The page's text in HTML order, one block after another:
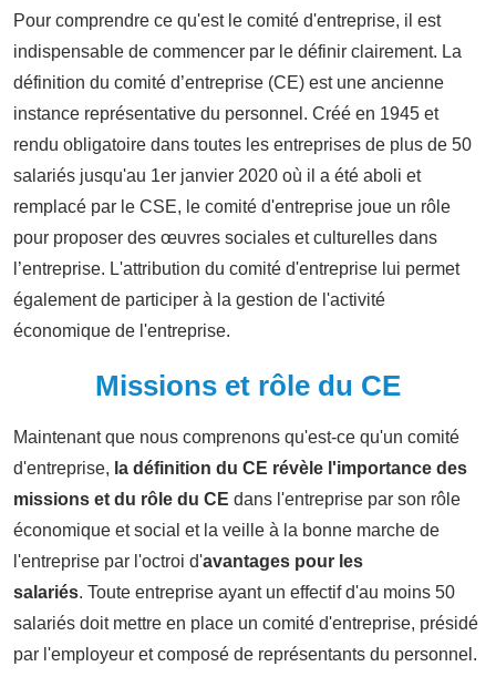
Pour comprendre ce qu'est le comité d'entreprise, il est
indispensable de commencer par le définir clairement. La
définition du comité d’entreprise (CE) est une ancienne
instance représentative du personnel. Créé en 1945 et
rendu obligatoire dans toutes les entreprises de plus de 50
salariés jusqu'au 1er janvier 2020 où il a été aboli et
remplacé par le CSE, le comité d'entreprise joue un rôle
pour proposer des œuvres sociales et culturelles dans
l’entreprise. L'attribution du comité d'entreprise lui permet
également de participer à la gestion de l'activité
économique de l'entreprise.
Missions et rôle du CE
Maintenant que nous comprenons qu'est-ce qu'un comité
d'entreprise, la définition du CE révèle l'importance des
missions et du rôle du CE dans l'entreprise par son rôle
économique et social et la veille à la bonne marche de
l'entreprise par l'octroi d'avantages pour les
salariés. Toute entreprise ayant un effectif d'au moins 50
salariés doit mettre en place un comité d'entreprise, présidé
par l'employeur et composé de représentants du personnel.